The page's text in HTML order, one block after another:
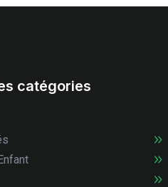
catégories